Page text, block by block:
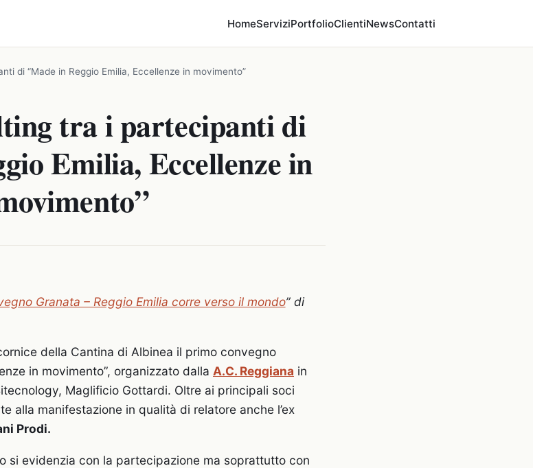
HomeServiziPortfolioClientiNewsContatti
di “Made in Reggio Emilia, Eccellenze in movimento”
tra i partecipanti di
Emilia, Eccellenze in
Granata – Reggio Emilia corre verso il mondo” di
della Cantina di Albinea il primo convegno
in movimento”, organizzato dalla A.C. Reggiana in
Maglificio Gottardi. Oltre ai principali soci
alla manifestazione in qualità di relatore anche l’ex
Prodi.
si evidenzia con la partecipazione ma soprattutto con